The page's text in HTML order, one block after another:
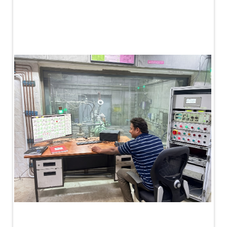
Hydraulic Refilling Trolley
Manual Loading Rig
Helium Charging Station
Test Rig For Hydraulic Fluid
Practice Head Torpedo
Cng Regulator Test Bench
Nitrogen Gas Boosting Station
Ku 7 Leak Tester
Gas Purging System
Liquid Oxygen Dispenser 800 Ltr Along With
Towable Trolley
45 Degree Left And Right Moment Durability Test
Rig
Neometrix Optical Balloon Theodolite
Universal Hydraulic Charging Rig IAF Nasik